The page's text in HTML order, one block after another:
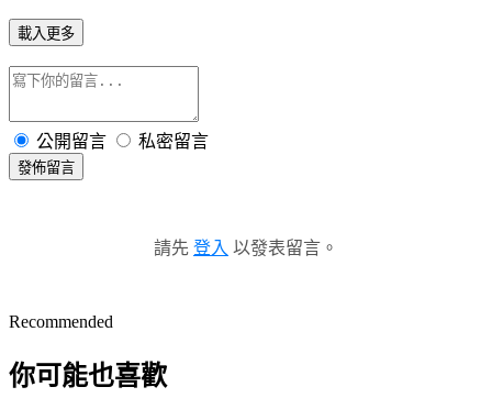
載入更多
公開留言 私密留言
發佈留言
請先 登入 以發表留言。
Recommended
你可能也喜歡